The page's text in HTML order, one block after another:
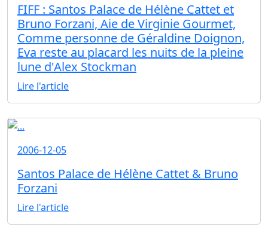
FIFF : Santos Palace de Hélène Cattet et
Bruno Forzani, Aie de Virginie Gourmet,
Comme personne de Géraldine Doignon,
Eva reste au placard les nuits de la pleine
lune d'Alex Stockman
Lire l'article
2006-12-05
Santos Palace de Hélène Cattet & Bruno
Forzani
Lire l'article